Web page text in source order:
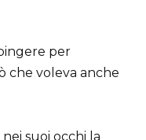
per
che voleva anche
suoi occhi la